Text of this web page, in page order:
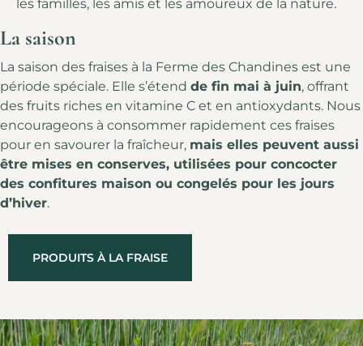
les familles, les amis et les amoureux de la nature.
La saison
La saison des fraises à la Ferme des Chandines est une
période spéciale. Elle s’étend de fin mai à juin, offrant
des fruits riches en vitamine C et en antioxydants. Nous
encourageons à consommer rapidement ces fraises
pour en savourer la fraîcheur, mais elles peuvent aussi
être mises en conserves, utilisées pour concocter
des confitures maison ou congelés pour les jours
d’hiver.
PRODUITS À LA FRAISE